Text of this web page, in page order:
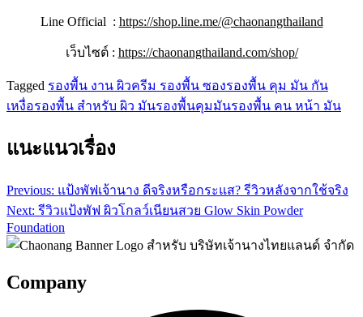
Line Official : https://shop.line.me/@chaonangthailand
เว็บไซต์ : https://chaonangthailand.com/shop/
Tagged รองพื้น งาน ผิวครีม รองพื้น ซองรองพื้น คุม มัน กัน
เหงื่อรองพื้น สำหรับ ผิว มันรองพื้นคุมมันรองพื้น คน หน้า มัน
แนะแนวเรื่อง
Previous: แป้งพัฟเจ้านาง ดีจริงหรือกระแส? รีวิวหลังจากใช้จริง
Next: รีวิวแป้งพัฟ ผิวโกลว์เนียนสวย Glow Skin Powder
Foundation
Company